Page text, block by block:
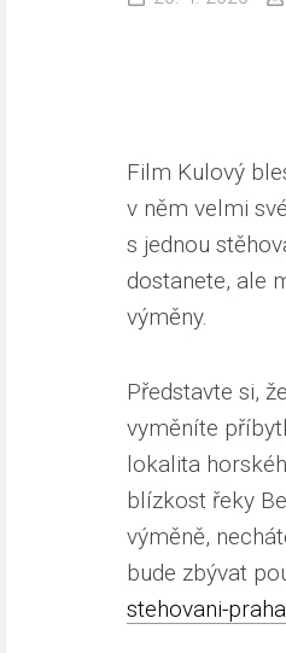
Film Kulový
v něm velmi
s jednou
dostanete, ale
výměny.
Představte si,
vyměníte
lokalita
blízkost řeky
výměně,
bude zbývat
stehovani-